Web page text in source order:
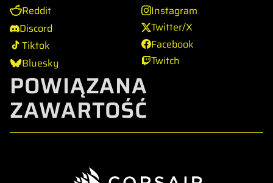
Reddit
Discord
Tiktok
Bluesky
Instagram
Twitter/X
Facebook
Twitch
POWIĄZANA
ZAWARTOŚĆ